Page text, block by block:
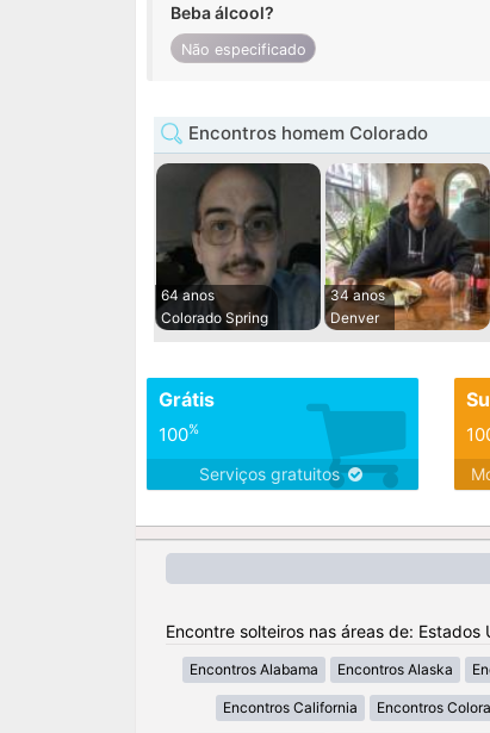
Beba álcool?
Não especificado
Encontros homem Colorado
64 anos
Colorado Spring
34 anos
Denver
Grátis
100%
Serviços gratuitos
Encontre solteiros nas áreas de: Estados
Encontros Alabama Encontros Alaska
Encontros California Encontros